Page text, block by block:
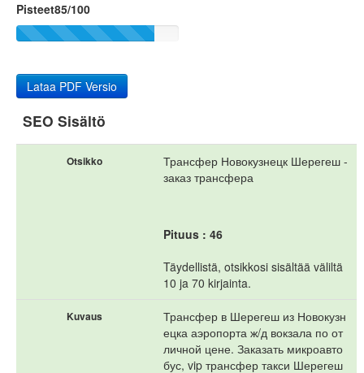
Sivuston nopeus
Pisteet85/100
Lataa PDF Versio
SEO Sisältö
Otsikko
Трансфер Новокузнецк Шерегеш -
заказ трансфера
Pituus : 46
Täydellistä, otsikkosi sisältää väliltä
10 ja 70 kirjainta.
Kuvaus
Трансфер в Шерегеш из Новокузн
ецка аэропорта ж/д вокзала по от
личной цене. Заказать микроавто
бус, vip трансфер такси Шерегеш